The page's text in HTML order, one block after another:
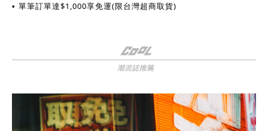
• 單筆訂單達$1,000享免運(限台灣超商取貨)